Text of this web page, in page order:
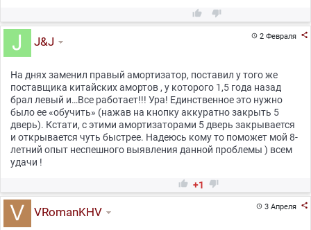
 
2 Февраля 
J&J
На днях заменил правый амортизатор, поставил у того же
поставщика китайских амортов , у которого 1,5 года назад
брал левый и…Все работает!!! Ура! Единственное это нужно
было ее «обучить» (нажав на кнопку аккуратно закрыть 5
дверь). Кстати, с этими амортизаторами 5 дверь закрывается
и открывается чуть быстрее. Надеюсь кому то поможет мой 8-
летний опыт неспешного выявления данной проблемы ) всем
удачи !
 +1 
3 Апреля 
VRomanKHV